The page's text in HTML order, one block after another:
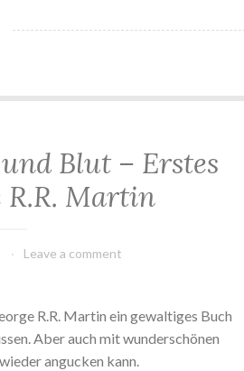
R.R. Martin
Blut – Erstes
R.R. Martin
Leave a comment
R.R. Martin ein gewaltiges Buch
Aber auch mit wunderschönen
angucken kann.